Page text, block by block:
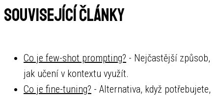
Související články
Co je few-shot prompting? - Nejčastější způsob,
jak učení v kontextu využít.
Co je fine-tuning? - Alternativa, když potřebujete,